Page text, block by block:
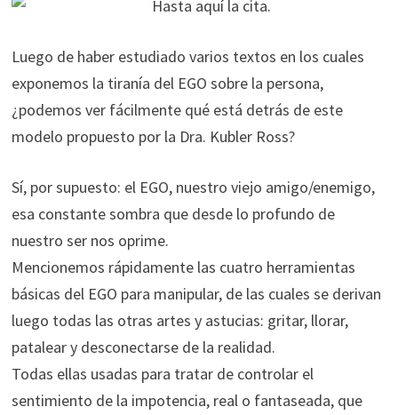
Hasta aquí la cita.
Luego de haber estudiado varios textos en los cuales
exponemos la tiranía del EGO sobre la persona,
¿podemos ver fácilmente qué está detrás de este
modelo propuesto por la Dra. Kubler Ross?
Sí, por supuesto: el EGO, nuestro viejo amigo/enemigo,
esa constante sombra que desde lo profundo de
nuestro ser nos oprime.
Mencionemos rápidamente las cuatro herramientas
básicas del EGO para manipular, de las cuales se derivan
luego todas las otras artes y astucias: gritar, llorar,
patalear y desconectarse de la realidad.
Todas ellas usadas para tratar de controlar el
sentimiento de la impotencia, real o fantaseada, que